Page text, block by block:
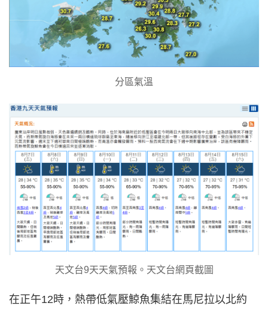
分區氣溫
天文台9天天氣預報。天文台網頁截圖
在正午12時，熱帶低氣壓鯨魚集結在馬尼拉以北約